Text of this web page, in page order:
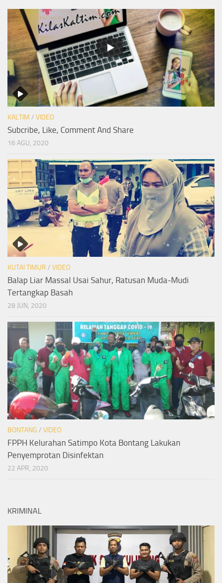
KALTIM / VIDEO
Subcribe, Like, Comment And Share
16 AGU, 2020
KUTAI TIMUR / VIDEO
Balap Liar Massal Usai Sahur, Ratusan Muda-Mudi
Tertangkap Basah
28 JUN, 2020
BONTANG / VIDEO
FPPH Kelurahan Satimpo Kota Bontang Lakukan
Penyemprotan Disinfektan
22 APR, 2020
KRIMINAL